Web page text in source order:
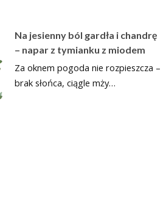
Na jesienny ból gardła i chandrę
– napar z tymianku z miodem
Za oknem pogoda nie rozpieszcza –
brak słońca, ciągle mży…